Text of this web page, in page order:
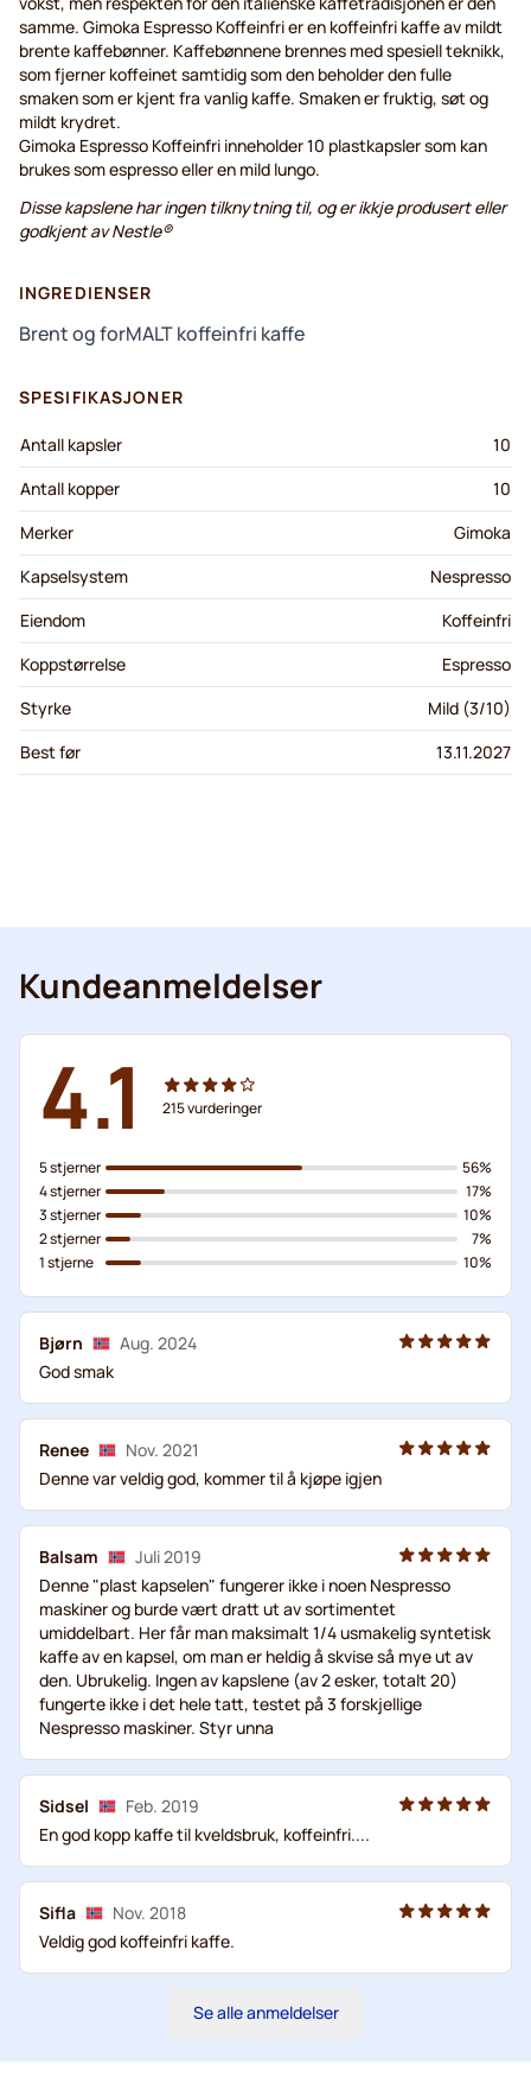
samme. Gimoka Espresso Koffeinfri er en koffeinfri kaffe av mildt
brente kaffebønner. Kaffebønnene brennes med spesiell teknikk,
som fjerner koffeinet samtidig som den beholder den fulle
smaken som er kjent fra vanlig kaffe. Smaken er fruktig, søt og
mildt krydret.
Gimoka Espresso Koffeinfri inneholder 10 plastkapsler som kan
brukes som espresso eller en mild lungo.
Disse kapslene har ingen tilknytning til, og er ikkje produsert eller
godkjent av Nestle®
INGREDIENSER
Brent og forMALT koffeinfri kaffe
SPESIFIKASJONER
Antall kapsler
10
Antall kopper
10
Merker
Gimoka
Kapselsystem
Nespresso
Eiendom
Koffeinfri
Koppstørrelse
Espresso
Styrke
Mild (3/10)
Best før
13.11.2027
Kundeanmeldelser
4.1 215vurderinger
5 stjerner
4 stjerner
3 stjerner
2 stjerner
1 stjerne
56%
17%
10%
7%
10%
Bjørn
Aug. 2024
God smak
Renee
Nov. 2021
Denne var veldig god, kommer til å kjøpe igjen
Balsam
Juli 2019
Denne "plast kapselen" fungerer ikke i noen Nespresso
maskiner og burde vært dratt ut av sortimentet
umiddelbart. Her får man maksimalt 1/4 usmakelig syntetisk
kaffe av en kapsel, om man er heldig å skvise så mye ut av
den. Ubrukelig. Ingen av kapslene (av 2 esker, totalt 20)
fungerte ikke i det hele tatt, testet på 3 forskjellige
Nespresso maskiner. Styr unna
Sidsel
Feb. 2019
En god kopp kaffe til kveldsbruk, koffeinfri....
Sifla
Nov. 2018
Veldig god koffeinfri kaffe.
Se alle anmeldelser